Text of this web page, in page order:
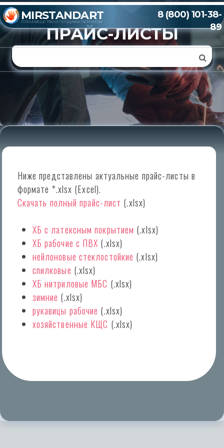
MIRSTANDART
ПРОИЗВОДСТВО И ПРОДАЖА ПЕРЧАТОК
8 (800) 101-38-
89
ПРАЙС-ЛИСТЫ
Ниже представлены актуальные прайс-листы в
формате *.xlsx (Excel).
Скачать полный прайс-лист (.xlsx)
ХБ с латексным покрытием (.xlsx)
ХБ рабочие с ПВХ (.xlsx)
нейлоновые стеклостойкие (.xlsx)
спилковые (.xlsx)
ХБ нитриловые МБС (.xlsx)
зимние (.xlsx)
рукавицы рабочие (.xlsx)
хозяйственные КЩС (.xlsx)